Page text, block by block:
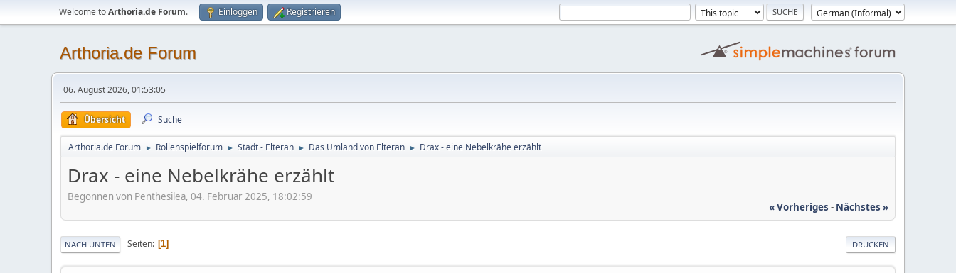
Welcome toArthoria.de Forum. Einloggen Registrieren
Arthoria.de Forum
06. August 2026, 01:53:05
Übersicht Suche
Arthoria.de Forum ► Rollenspielforum ► Stadt - Elteran ► Das Umland von Elteran ► Drax - eine Nebelkrähe erzählt
Drax - eine Nebelkrähe erzählt
Begonnen von Penthesilea, 04. Februar 2025, 18:02:59
« Vorheriges - Nächstes »
DRUCKEN
NACH UNTEN Seiten 1